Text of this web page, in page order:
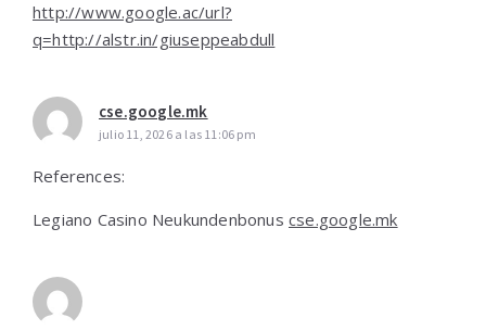
http://www.google.ac/url?
q=http://alstr.in/giuseppeabdull
cse.google.mk
julio 11, 2026 a las 11:06 pm
References:
Legiano Casino Neukundenbonus cse.google.mk